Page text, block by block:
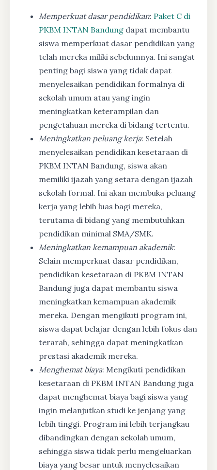
Memperkuat dasar pendidikan: Paket C di
PKBM INTAN Bandung dapat membantu
siswa memperkuat dasar pendidikan yang
telah mereka miliki sebelumnya. Ini sangat
penting bagi siswa yang tidak dapat
menyelesaikan pendidikan formalnya di
sekolah umum atau yang ingin
meningkatkan keterampilan dan
pengetahuan mereka di bidang tertentu.
Meningkatkan peluang kerja: Setelah
menyelesaikan pendidikan kesetaraan di
PKBM INTAN Bandung, siswa akan
memiliki ijazah yang setara dengan ijazah
sekolah formal. Ini akan membuka peluang
kerja yang lebih luas bagi mereka,
terutama di bidang yang membutuhkan
pendidikan minimal SMA/SMK.
Meningkatkan kemampuan akademik:
Selain memperkuat dasar pendidikan,
pendidikan kesetaraan di PKBM INTAN
Bandung juga dapat membantu siswa
meningkatkan kemampuan akademik
mereka. Dengan mengikuti program ini,
siswa dapat belajar dengan lebih fokus dan
terarah, sehingga dapat meningkatkan
prestasi akademik mereka.
Menghemat biaya: Mengikuti pendidikan
kesetaraan di PKBM INTAN Bandung juga
dapat menghemat biaya bagi siswa yang
ingin melanjutkan studi ke jenjang yang
lebih tinggi. Program ini lebih terjangkau
dibandingkan dengan sekolah umum,
sehingga siswa tidak perlu mengeluarkan
biaya yang besar untuk menyelesaikan